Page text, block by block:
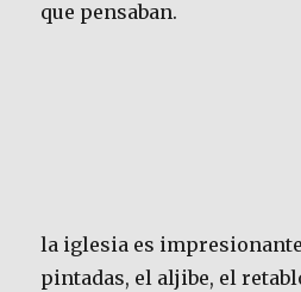
que pensaban.
la iglesia es
pintadas, el aljibe, el